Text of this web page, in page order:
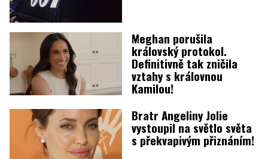
Meghan porušila
královský protokol.
Definitivně tak zničila
vztahy s královnou
Kamilou!
Bratr Angeliny Jolie
vystoupil na světlo světa
s překvapivým přiznáním!